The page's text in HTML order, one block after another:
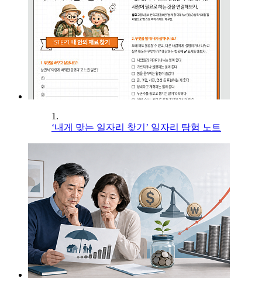
1.
‘내게 맞는 일자리 찾기’ 일자리 탐험 노트